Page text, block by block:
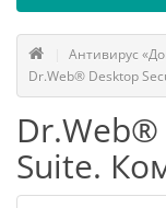
Антивирус
Dr.Web® Desktop
Suite.